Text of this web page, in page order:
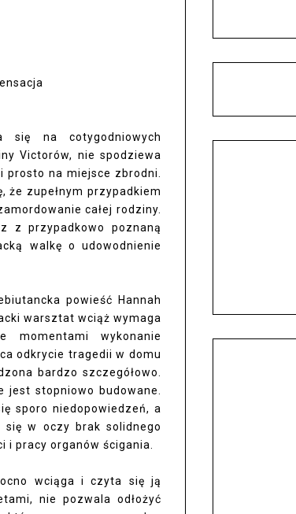
się na cotygodniowych
Victorów, nie spodziewa
na miejsce zbrodni.
że zupełnym przypadkiem
całej rodziny.
z przypadkowo poznaną
walkę o udowodnienie
powieść Hannah
warsztat wciąż wymaga
momentami wykonanie
odkrycie tragedii w domu
bardzo szczegółowo.
jest stopniowo budowane.
sporo niedopowiedzeń, a
w oczy brak solidnego
pracy organów ścigania.
wciąga i czyta się ją
nie pozwala odłożyć